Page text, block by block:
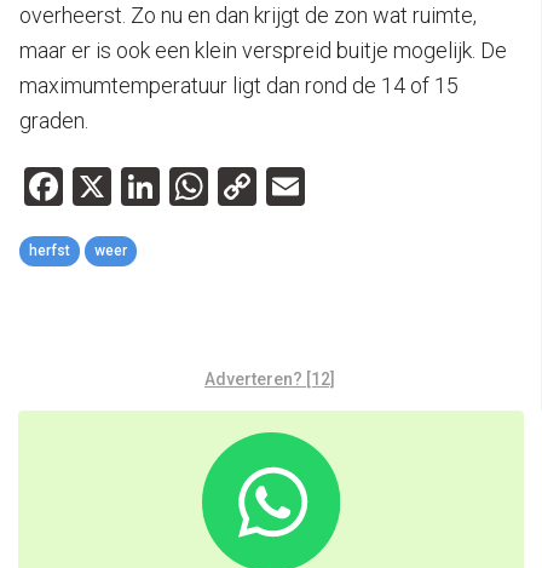
overheerst. Zo nu en dan krijgt de zon wat ruimte,
maar er is ook een klein verspreid buitje mogelijk. De
maximumtemperatuur ligt dan rond de 14 of 15
graden.
Facebook
X LinkedIn
WhatsApp
Copy
herfst weer
Adverteren? [12]